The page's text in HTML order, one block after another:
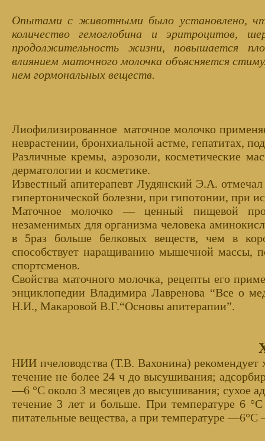
Опытами с животными было установлено,
количество гемоглобина и эритроцитов,
продолжительность жизни, повышается
влиянием маточного молочка объясняется
нем гормональных веществ.
Лиофилизированное маточное молочко
неврастении, бронхиальной астме, гепатитах,
Различные кремы, аэрозоли, косметические
дерматологии и косметике.
Известный апитерапевт Лудянский Э.А.
гипертонической болезни, при гипотонии, при
Маточное молочко — ценный пищевой
незаменимых для организма человека
в 5раз больше белковых веществ, чем в
способствует наращиванию мышечной массы,
спортсменов.
Свойства маточного молочка, рецепты его
энциклопедии Владимира Лавренова “Все о
Н.И., Макаровой В.Г.“Основы апитерапии”.
НИИ пчеловодства (Т.В. Вахонина)
течение не более 24 ч до высушивания;
—6 °С около 3 месяцев до высушивания; сухое
течение 3 лет и больше. При температуре 6
питательные вещества, а при температуре